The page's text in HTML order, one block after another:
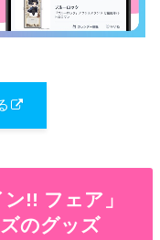
!! フェア」
のグッズ